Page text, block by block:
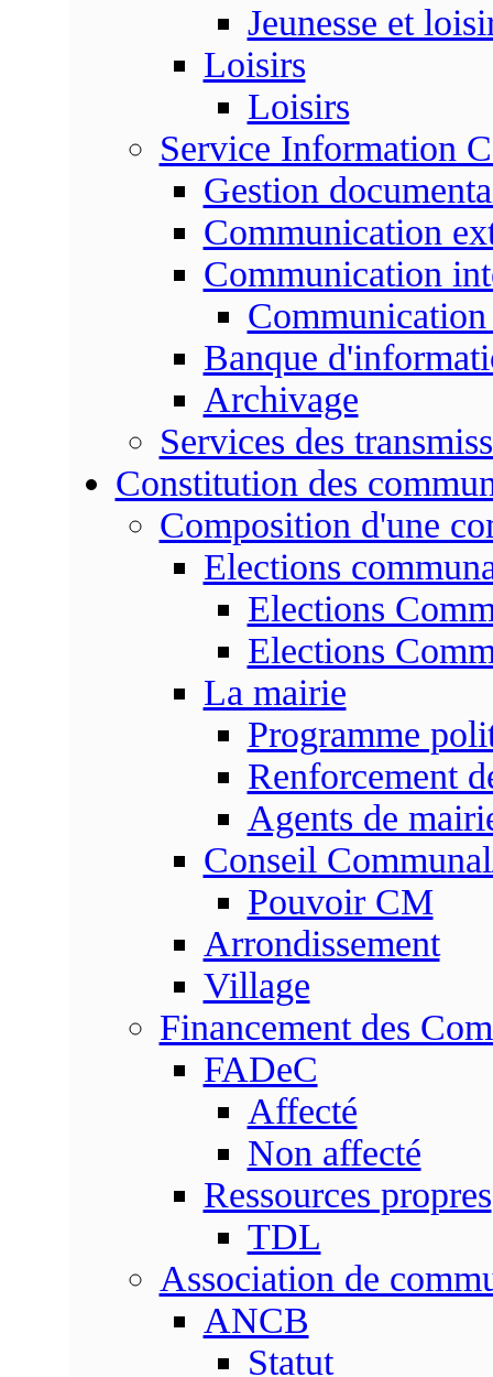
Jeunesse et
Loisirs
Loisirs
Service Information
Gestion
Communication
Communication
Communication
Banque
Archivage
Services des
Constitution des
Composition d'une
Elections
Elections
Elections
La mairie
Programme
Renforcement
Agents de
Conseil
Pouvoir CM
Arrondissement
Village
Financement des
FADeC
Affecté
Non affecté
Ressources propres
TDL
Association de
ANCB
Statut